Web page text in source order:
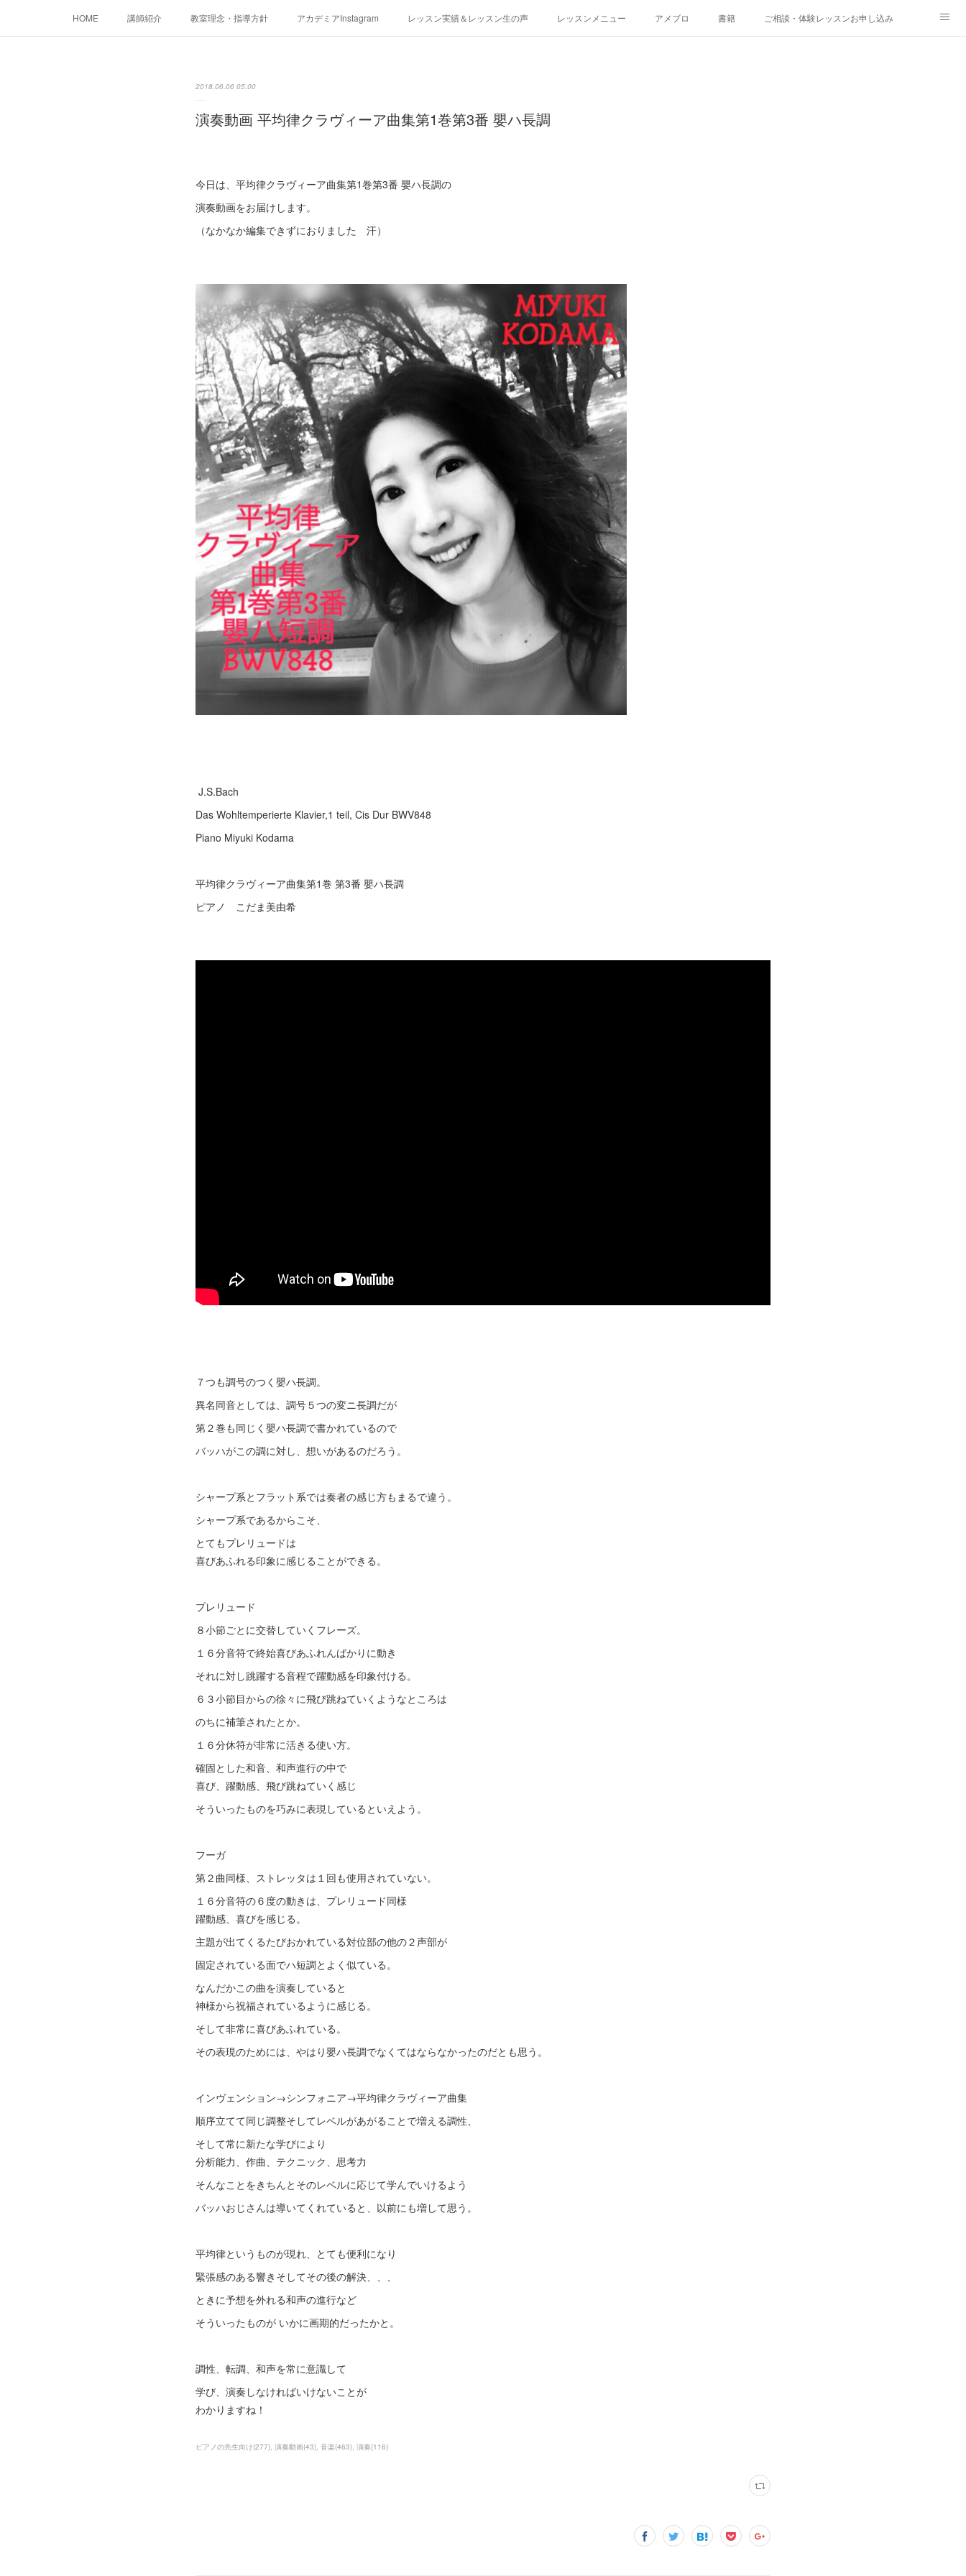
HOME 講師紹介 教室理念・指導方針 アカデミアInstagram レッスン実績＆レッスン生の声 レッスンメニュー アメブロ 書籍 ご相談・体験レッスンお申し込み
2018.06.06 05:00
演奏動画 平均律クラヴィーア曲集第1巻第3番 嬰ハ長調
今日は、平均律クラヴィーア曲集第1巻第3番 嬰ハ長調の
演奏動画をお届けします。
（なかなか編集できずにおりました 汗）
J.S.Bach
Das Wohltemperierte Klavier,1 teil, Cis Dur BWV848
Piano Miyuki Kodama
平均律クラヴィーア曲集第1巻 第3番 嬰ハ長調
ピアノ こだま美由希
７つも調号のつく嬰ハ長調。
異名同音としては、調号５つの変ニ長調だが
第２巻も同じく嬰ハ長調で書かれているので
バッハがこの調に対し、想いがあるのだろう。
シャープ系とフラット系では奏者の感じ方もまるで違う。
シャープ系であるからこそ、
とてもプレリュードは
喜びあふれる印象に感じることができる。
プレリュード
８小節ごとに交替していくフレーズ。
１６分音符で終始喜びあふれんばかりに動き
それに対し跳躍する音程で躍動感を印象付ける。
６３小節目からの徐々に飛び跳ねていくようなところは
のちに補筆されたとか。
１６分休符が非常に活きる使い方。
確固とした和音、和声進行の中で
喜び、躍動感、飛び跳ねていく感じ
そういったものを巧みに表現しているといえよう。
フーガ
第２曲同様、ストレッタは１回も使用されていない。
１６分音符の６度の動きは、プレリュード同様
躍動感、喜びを感じる。
主題が出てくるたびおかれている対位部の他の２声部が
固定されている面でハ短調とよく似ている。
なんだかこの曲を演奏していると
神様から祝福されているように感じる。
そして非常に喜びあふれている。
その表現のためには、やはり嬰ハ長調でなくてはならなかったのだとも思う。
インヴェンション→シンフォニア→平均律クラヴィーア曲集
順序立てて同じ調整そしてレベルがあがることで増える調性、
そして常に新たな学びにより
分析能力、作曲、テクニック、思考力
そんなことをきちんとそのレベルに応じて学んでいけるよう
バッハおじさんは導いてくれていると、以前にも増して思う。
平均律というものが現れ、とても便利になり
緊張感のある響きそしてその後の解決、、、
ときに予想を外れる和声の進行など
そういったものが いかに画期的だったかと。
調性、転調、和声を常に意識して
学び、演奏しなければいけないことが
わかりますね！
ピアノの先生向け(277) 演奏動画(43) 音楽(463) 演奏(116)